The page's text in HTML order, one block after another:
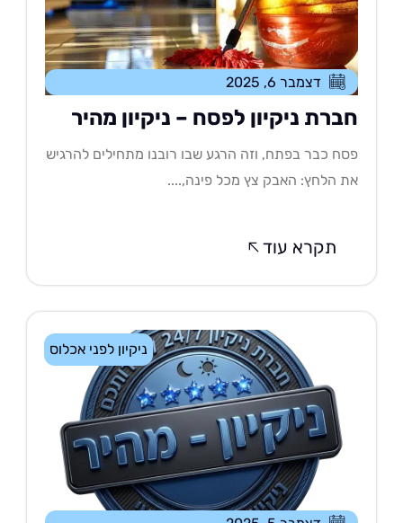
דצמבר 6, 2025
ניקיון לפסח – ניקיון מהיר
כבר בפתח, וזה הרגע שבו רובנו מתחילים להרגיש
הלחץ: האבק צץ מכל פינה,....
תקרא עוד
ניקיון לפני אכלוס